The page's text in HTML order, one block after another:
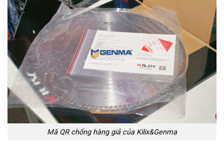
Mã QR chống hàng giả của Kilix&Genma